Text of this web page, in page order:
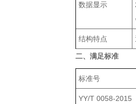
数据显示
结构特点
二、满足标准
标准号
YY/T 0058-2015